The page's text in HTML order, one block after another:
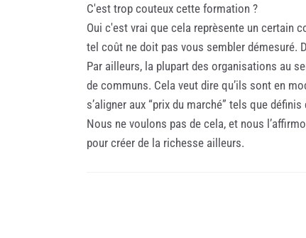
C'est trop couteux cette formation ?
Oui c'est vrai que cela reprèsente un certain
tel coût ne doit pas vous sembler démesuré.
Par ailleurs, la plupart des organisations au
de communs. Cela veut dire qu’ils sont en
s’aligner aux “prix du marché” tels que
Nous ne voulons pas de cela, et nous
pour créer de la richesse ailleurs.